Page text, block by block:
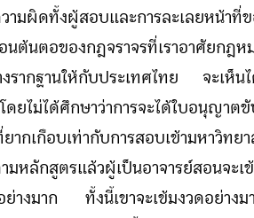
มผิดทั้งผู้สอบและการละเลยหน้าที่ข
ตอของกฎจราจรที่เราอาศัยกฎหม
รากฐานให้กับประเทศไทย จะเห็นไ
ได้ศึกษาว่าการจะได้ใบอนุญาตขั
ยากเกือบเท่ากับการสอบเข้ามหาวิ
หลักสูตรแล้วผู้เป็นอาจารย์สอนจะเ
างมาก ทั้งนี้เขาจะเข้มงวดอย่างมา